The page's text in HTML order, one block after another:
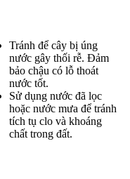
Tránh để cây bị úng
nước gây thối rễ. Đảm
bảo chậu có lỗ thoát
nước tốt.
Sử dụng nước đã lọc
hoặc nước mưa để tránh
tích tụ clo và khoáng
chất trong đất.